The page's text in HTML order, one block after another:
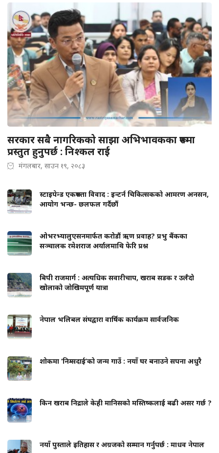
सरकार सबै नागरिकको साझा अभिभावकका रूपमा
प्रस्तुत हुनुपर्छ : निश्कल राई
मंगलबार, साउन १९, २०८३
स्टाइपेन्ड एकरूपता विवाद : इन्टर्न चिकित्सकको आमरण अनसन,
आयोग भन्छ- छलफल गर्दैछौं
ओभरभ्यालुएसनमार्फत करोडौं ऋण प्रवाह? प्रभु बैंकका
सञ्चालक रमेशराज अर्यालमाथि फेरि प्रश्न
बिपी राजमार्ग : अत्यधिक सवारीचाप, खराब सडक र उर्लँदो
खोलाको जोखिमपूर्ण यात्रा
नेपाल भलिबल संघद्वारा वार्षिक कार्यक्रम सार्वजनिक
शोकमा ‘निम्सदाई’को जन्म गाउँ : नयाँ घर बनाउने सपना अधुरै
किन खराब निद्राले केही मानिसको मस्तिष्कलाई बढी असर गर्छ ?
नयाँ पुस्ताले इतिहास र अग्रजको सम्मान गर्नुपर्छ : माधव नेपाल